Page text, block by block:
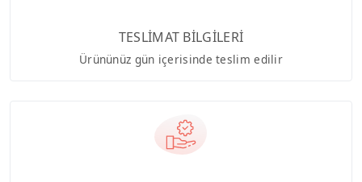
TESLİMAT BİLGİLERİ
Ürününüz gün içerisinde teslim edilir